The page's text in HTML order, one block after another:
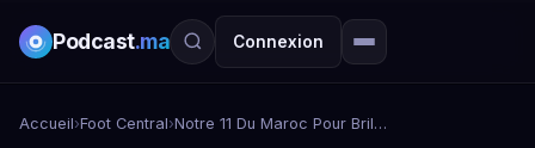
Podcast.ma Connexion
Accueil›Foot Central› Notre 11 Du Maroc Pour Briller À La Coupe Du Monde 2026